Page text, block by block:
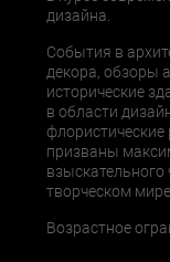
дизайна.
События в
декора, обзоры
исторические
в области
призваны
взыскательного
творческом
Возрастное